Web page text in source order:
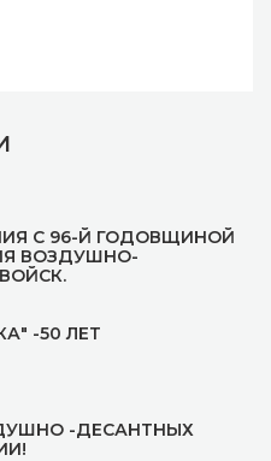
С 96-Й ГОДОВЩИНОЙ
ВОЗДУШНО-
-50 ЛЕТ
-ДЕСАНТНЫХ